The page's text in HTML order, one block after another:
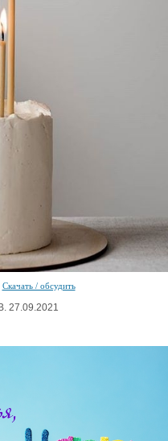
Скачать / обсудить
27.09.2021